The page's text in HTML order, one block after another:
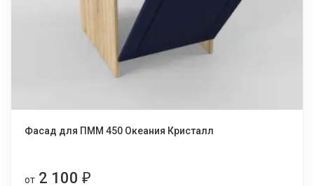
Фасад для ПММ 450 Океания Кристалл
от 2 100 ₽